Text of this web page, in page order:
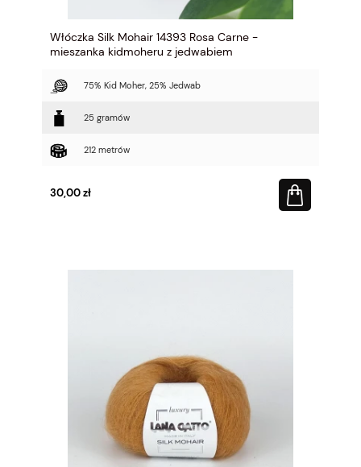
Włóczka Silk Mohair 14393 Rosa Carne -
mieszanka kidmoheru z jedwabiem
75% Kid Moher, 25% Jedwab
25 gramów
212 metrów
30,00 zł